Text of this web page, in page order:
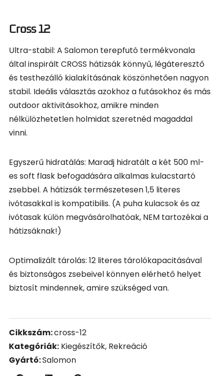
Cross 12
Ultra-stabil: A Salomon terepfutó termékvonala
által inspirált CROSS hátizsák könnyű, légáteresztő
és testhezálló kialakításának köszönhetően nagyon
stabil. Ideális választás azokhoz a futásokhoz és más
outdoor aktivitásokhoz, amikre minden
nélkülözhetetlen holmidat szeretnéd magaddal
vinni.
Egyszerű hidratálás: Maradj hidratált a két 500 ml-
es soft flask befogadására alkalmas kulacstartó
zsebbel. A hátizsák természetesen 1,5 literes
ivótasakkal is kompatibilis. (A puha kulacsok és az
ivótasak külön megvásárolhatóak, NEM tartozékai a
hátizsáknak!)
Optimalizált tárolás: 12 literes tárolókapacitásával
és biztonságos zsebeivel könnyen elérhető helyet
biztosít mindennek, amire szükséged van.
Cikkszám:cross-12
Kategóriák: Kiegészítők, Rekreáció
Gyártó:Salomon